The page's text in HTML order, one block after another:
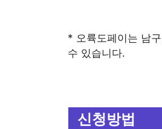
* 오륙도페이는 남
수 있습니다.
신청방법